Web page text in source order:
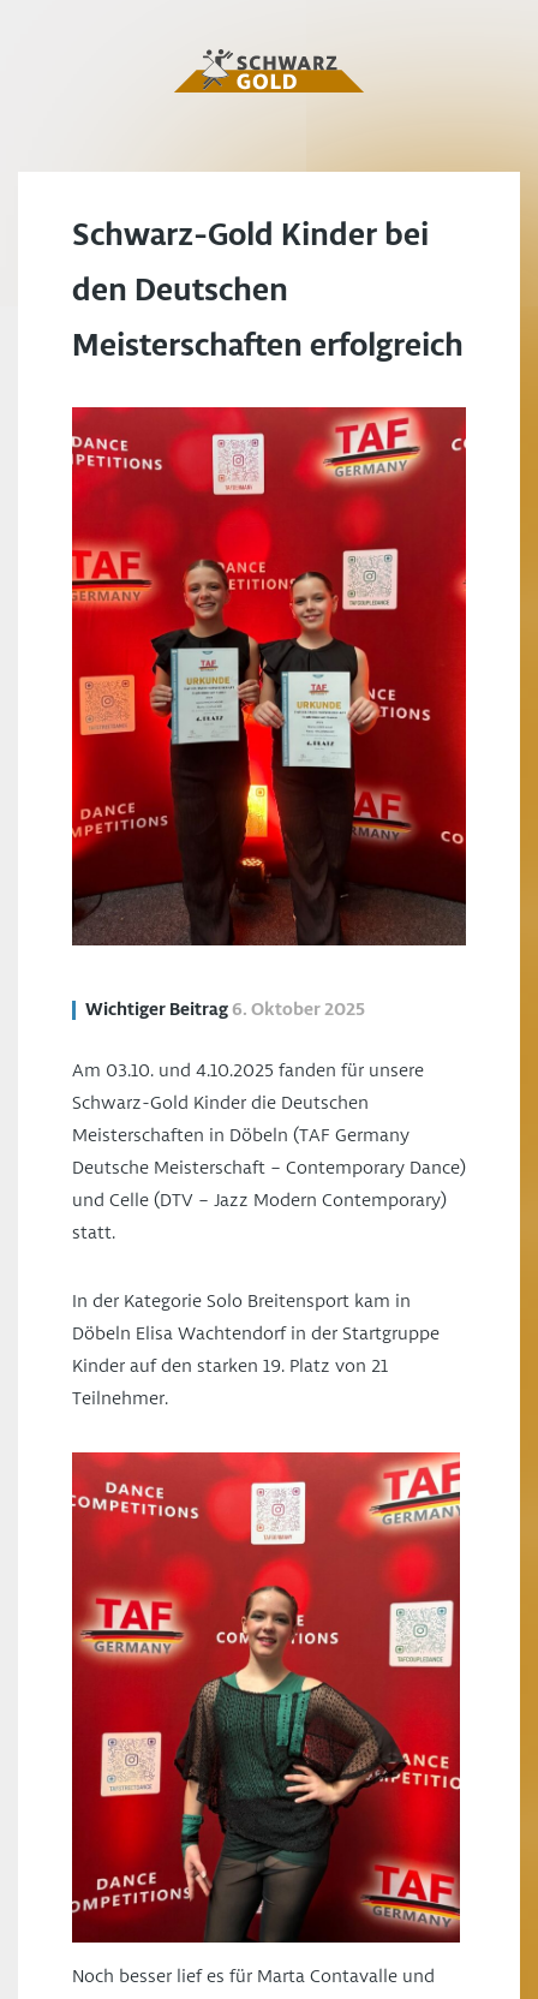
Schwarz-Gold Kinder bei
den Deutschen
Meisterschaften erfolgreich
Wichtiger Beitrag6. Oktober 2025
Am 03.10. und 4.10.2025 fanden für unsere
Schwarz-Gold Kinder die Deutschen
Meisterschaften in Döbeln (TAF Germany
Deutsche Meisterschaft – Contemporary Dance)
und Celle (DTV – Jazz Modern Contemporary)
statt.
In der Kategorie Solo Breitensport kam in
Döbeln Elisa Wachtendorf in der Startgruppe
Kinder auf den starken 19. Platz von 21
Teilnehmer.
Noch besser lief es für Marta Contavalle und